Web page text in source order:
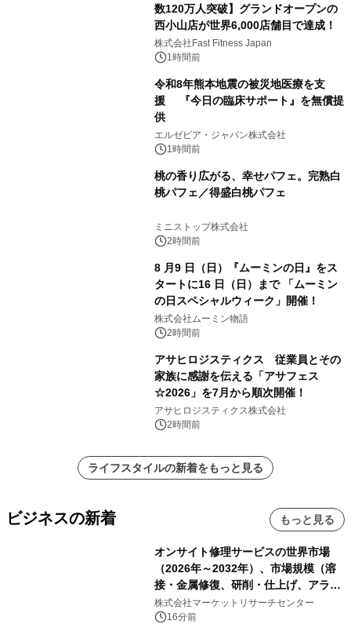
数120万人突破】グランドオープンの
西小山店が世界6,000店舗目で達成！
株式会社Fast Fitness Japan
1時間前
令和8年熊本地震の被災地医療を支
援 『今日の臨床サポート』を無償提
供
エルゼビア・ジャパン株式会社
1時間前
桃の香り広がる、幸せパフェ。完熟白
桃パフェ／得盛白桃パフェ
ミニストップ株式会社
2時間前
8 月9 日（日）『ムーミンの日』をス
タートに16 日（日）まで 「ムーミン
の日スペシャルウィーク」開催！
株式会社ムーミン物語
2時間前
アサヒロジスティクス 従業員とその
家族に感謝を伝える「アサフェス
☆2026」を7月から順次開催！
アサヒロジスティクス株式会社
2時間前
ライフスタイルの新着をもっと見る
ビジネスの新着 もっと見る
オンサイト修理サービスの世界市場
（2026年～2032年）、市場規模（溶
接・金属修復、研削・仕上げ、アライ
メント、その他）・分析レポートを発
表
株式会社マーケットリサーチセンター
16分前